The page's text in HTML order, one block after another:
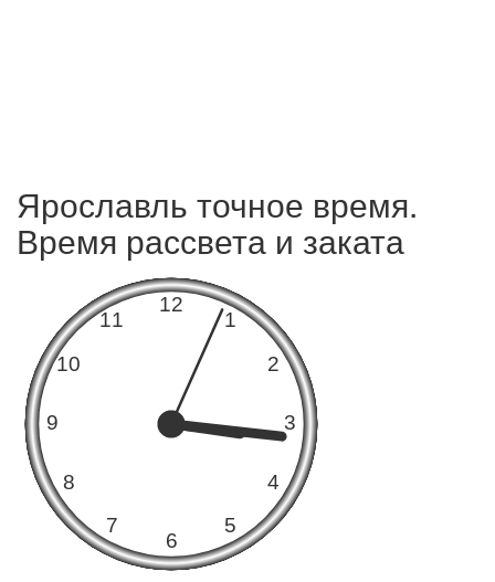
Ярославль точное время.
Время рассвета и заката